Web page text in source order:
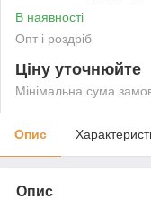
В наявності
Опт і роздріб
Ціну уточнюйте
Мінімальна сума
Опис
Опис